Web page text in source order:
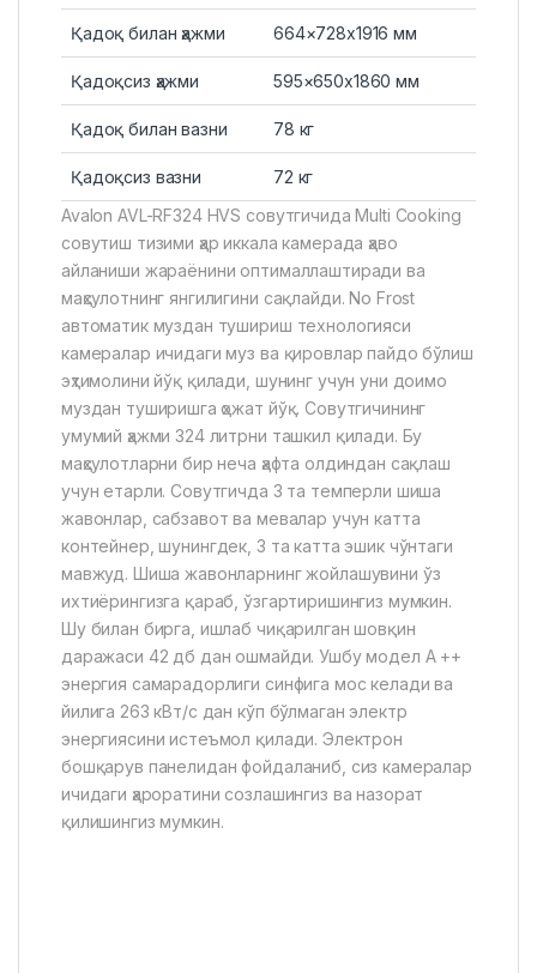
Қадоқ билан ҳажми 664×728х1916 мм
Қадоқсиз ҳажми 595×650х1860 мм
Қадоқ билан вазни 78 кг
Қадоқсиз вазни
72 кг
Avalon AVL-RF324 HVS совутгичида Multi Cooking
совутиш тизими ҳар иккала камерада ҳаво
айланиши жараёнини оптималлаштиради ва
маҳсулотнинг янгилигини сақлайди. No Frost
автоматик муздан тушириш технологияси
камералар ичидаги муз ва қировлар пайдо бўлиш
эҳтимолини йўқ қилади, шунинг учун уни доимо
муздан туширишга ҳожат йўқ. Совутгичининг
умумий ҳажми 324 литрни ташкил қилади. Бу
маҳсулотларни бир неча ҳафта олдиндан сақлаш
учун етарли. Совутгичда 3 та темперли шиша
жавонлар, сабзавот ва мевалар учун катта
контейнер, шунингдек, 3 та катта эшик чўнтаги
мавжуд. Шиша жавонларнинг жойлашувини ўз
ихтиёрингизга қараб, ўзгартиришингиз мумкин.
Шу билан бирга, ишлаб чиқарилган шовқин
даражаси 42 дб дан ошмайди. Ушбу модел A ++
энергия самарадорлиги синфига мос келади ва
йилига 263 кВт/с дан кўп бўлмаган электр
энергиясини истеъмол қилади. Электрон
бошқарув панелидан фойдаланиб, сиз камералар
ичидаги ҳароратини созлашингиз ва назорат
қилишингиз мумкин.